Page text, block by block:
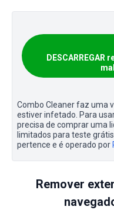
Combo Cleaner faz uma
estiver infetado. Para
precisa de comprar uma
limitados para teste
pertence e é operado por
Remover